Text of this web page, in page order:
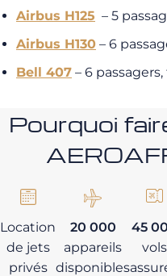
Airbus H125 – 5
Airbus H130 – 6
Bell 407 – 6
Pourquoi
Location
de jets
privés
20 000
appareils
disponibles
45
vols